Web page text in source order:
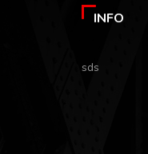
INFO
sds